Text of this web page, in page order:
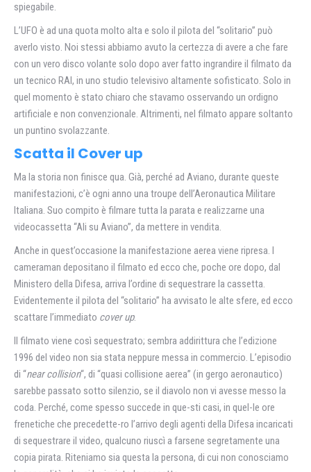
spiegabile.
L’UFO è ad una quota molto alta e solo il pilota del “solitario” può
averlo visto. Noi stessi abbiamo avuto la certezza di avere a che fare
con un vero disco volante solo dopo aver fatto ingrandire il filmato da
un tecnico RAI, in uno studio televisivo altamente sofisticato. Solo in
quel momento è stato chiaro che stavamo osservando un ordigno
artificiale e non convenzionale. Altrimenti, nel filmato appare soltanto
un puntino svolazzante.
Scatta il Cover up
Ma la storia non finisce qua. Già, perché ad Aviano, durante queste
manifestazioni, c’è ogni anno una troupe dell’Aeronautica Militare
Italiana. Suo compito è filmare tutta la parata e realizzarne una
videocassetta “Ali su Aviano”, da mettere in vendita.
Anche in quest’occasione la manifestazione aerea viene ripresa. I
cameraman depositano il filmato ed ecco che, poche ore dopo, dal
Ministero della Difesa, arriva l’ordine di sequestrare la cassetta.
Evidentemente il pilota del “solitario” ha avvisato le alte sfere, ed ecco
scattare l’immediato cover up.
Il filmato viene così sequestrato; sembra addirittura che l’edizione
1996 del video non sia stata neppure messa in commercio. L’episodio
di “near collision“, di “quasi collisione aerea” (in gergo aeronautico)
sarebbe passato sotto silenzio, se il diavolo non vi avesse messo la
coda. Perché, come spesso succede in que-sti casi, in quel-le ore
frenetiche che precedette-ro l’arrivo degli agenti della Difesa incaricati
di sequestrare il video, qualcuno riuscì a farsene segretamente una
copia pirata. Riteniamo sia questa la persona, di cui non conosciamo